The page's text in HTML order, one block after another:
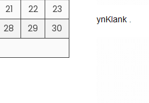
21 22
23
28 29
30